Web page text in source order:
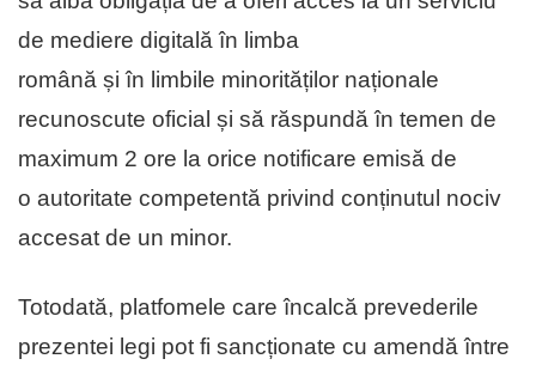
de mediere digitală în limba
română și în limbile minorităților naționale
recunoscute oficial și să răspundă în temen de
maximum 2 ore la orice notificare emisă de
o autoritate competentă privind conținutul nociv
accesat de un minor.
Totodată, platfomele care încalcă prevederile
prezentei legi pot fi sancționate cu amendă între